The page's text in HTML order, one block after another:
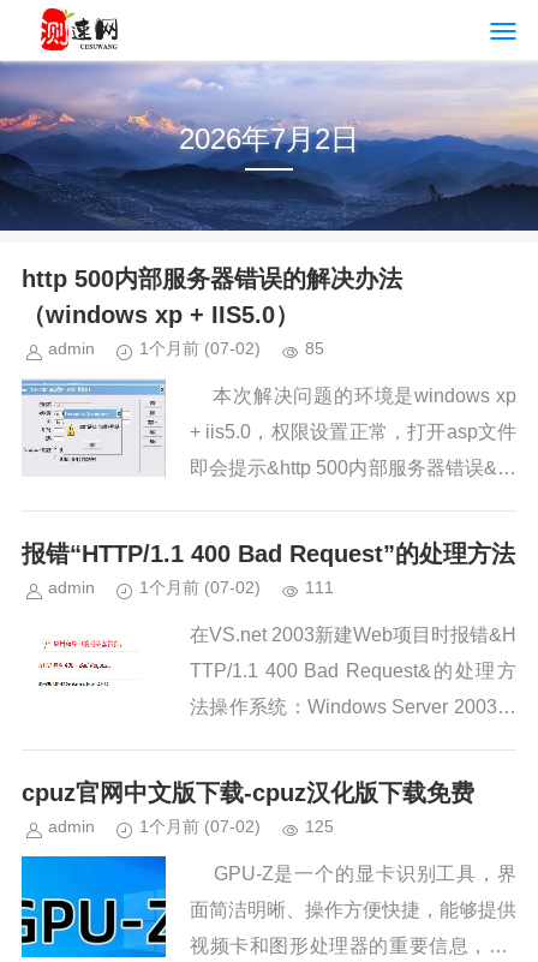
2026年7月2日
http 500内部服务器错误的解决办法
（windows xp + IIS5.0）
admin 1个月前 (07-02) 85
本次解决问题的环境是windows xp
+ iis5.0，权限设置正常，打开asp文件
即会提示&http 500内部服务器错误&，
报错“HTTP/1.1 400 Bad Request”的处理方法
admin 1个月前 (07-02) 111
在VS.net 2003新建Web项目时报错&H
TTP/1.1 400 Bad Request&的处理方
法操作系统：Windows Server 2003
cpuz官网中文版下载-cpuz汉化版下载免费
admin 1个月前 (07-02) 125
GPU-Z是一个的显卡识别工具，界
面简洁明晰、操作方便快捷，能够提供
视频卡和图形处理器的重要信息，GP